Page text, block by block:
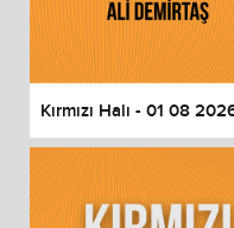
End of dialog window.
Kırmızı Halı - 01 08